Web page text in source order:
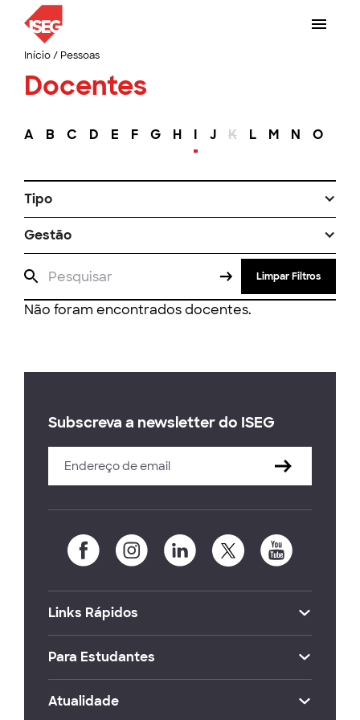
Início/ Pessoas
Docentes
A B C D E F G H I J K L M N O
Tipo
Gestão
Limpar Filtros
Não foram encontrados docentes.
Subscreva a newsletter do ISEG
Links Rápidos
Para Estudantes
Atualidade